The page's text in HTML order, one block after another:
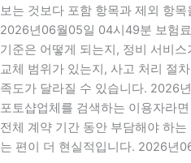
보는 것보다 포함 항목과 제외 항
2026년06월05일 04시49분 보험
기준은 어떻게 되는지, 정비 서비
교체 범위가 있는지, 사고 처리 절
족도가 달라질 수 있습니다. 2026
포토샵업체를 검색하는 이용자라
전체 계약 기간 동안 부담해야 하
는 편이 더 현실적입니다. 2026년